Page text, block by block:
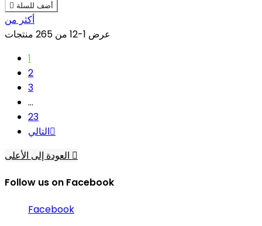
 أضف للسلة
أكثر من
عرض 1-12 من 265 منتجات
1
2
3
…
23
التالي

Follow us on Facebook
Facebook